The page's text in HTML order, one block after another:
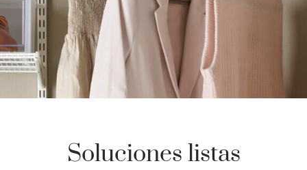
Soluciones listas